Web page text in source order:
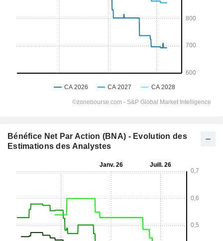
Bénéfice Net Par Action (BNA) - Evolution des
Estimations des Analystes